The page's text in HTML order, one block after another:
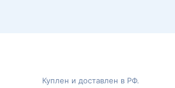
Куплен и доставлен в РФ.